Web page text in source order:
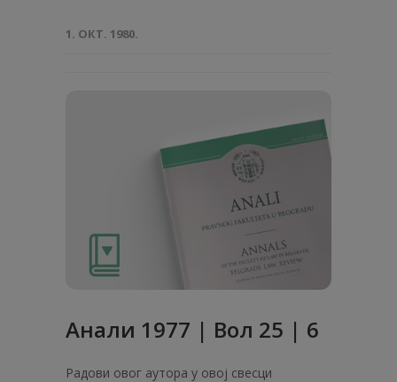
1. ОКТ. 1980.
Анaли 1977 | Вол 25 | 6
Радови овог аутора у овој свесци